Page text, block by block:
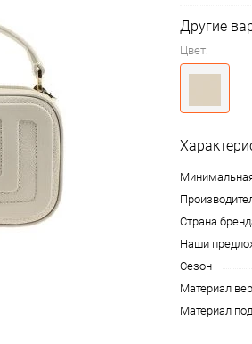
Другие
Цвет:
Страна
Наши
Сезон
Материал
Материал